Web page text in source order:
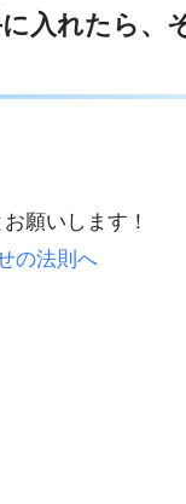
入れたら、
願いします！